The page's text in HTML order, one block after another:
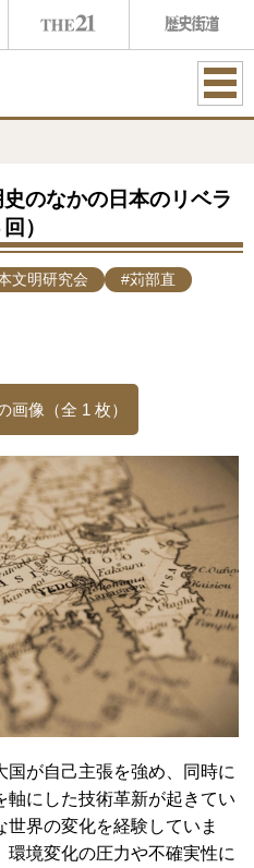
ME
のなかの日本のリベラ
）
文明研究会 #苅部直
画像（全 1 枚）
が自己主張を強め、同時に
軸にした技術革新が起きてい
界の変化を経験していま
境変化の圧力や不確実性に